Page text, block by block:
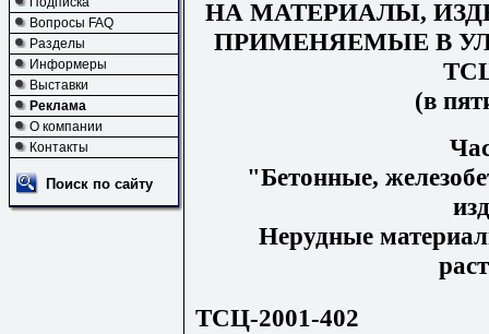
Вопросы FAQ
Разделы
Информеры
Выставки
Реклама
О компании
Контакты
Поиск по сайту
НА МАТЕРИАЛЫ,
ПРИМЕНЯЕМЫЕ В
(в
"Бетонные,
Нерудные
ТСЦ-2001-402